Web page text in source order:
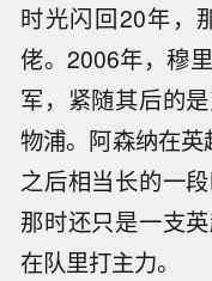
时光闪回20年，
佬。2006年，穆
军，紧随其后的
物浦。阿森纳在英
之后相当长的一
那时还只是一支
在队里打主力。